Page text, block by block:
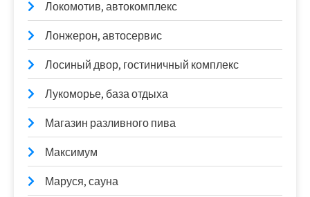
Локомотив, автокомплекс
Лонжерон, автосервис
Лосиный двор, гостиничный комплекс
Лукоморье, база отдыха
Магазин разливного пива
Максимум
Маруся, сауна